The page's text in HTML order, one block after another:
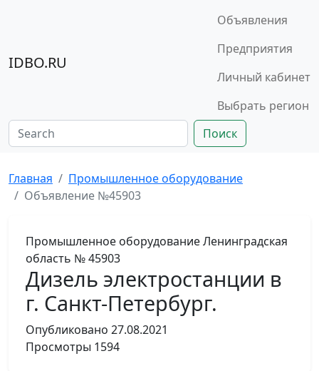
IDBO.RU
Объявления
Предприятия
Личный кабинет
Выбрать регион
Поиск
Главная
Промышленное оборудование
Объявление №45903
Промышленное оборудованиеЛенинградская
область № 45903
Дизель электростанции в
г. Санкт-Петербург.
Опубликовано 27.08.2021
Просмотры 1594